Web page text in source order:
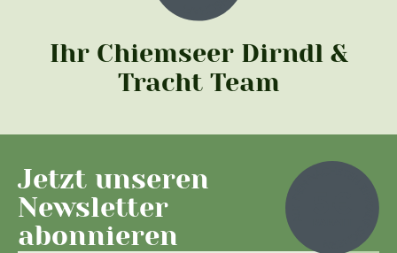
Ihr Chiemseer Dirndl &
Tracht Team
Jetzt unseren
Newsletter
abonnieren